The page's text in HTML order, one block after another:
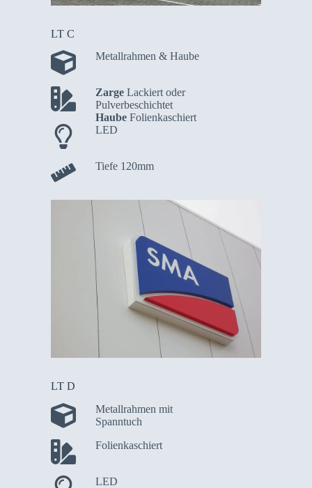
LT C
Metallrahmen & Haube
Zarge Lackiert oder
Pulverbeschichtet
Haube Folienkaschiert
LED
Tiefe 120mm
LT D
Metallrahmen mit
Spanntuch
Folienkaschiert
LED